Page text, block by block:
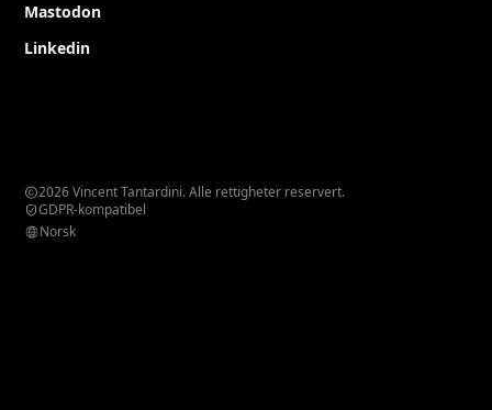
Mastodon
Linkedin
2026 Vincent Tantardini. Alle rettigheter reservert.
GDPR-kompatibel
Norsk